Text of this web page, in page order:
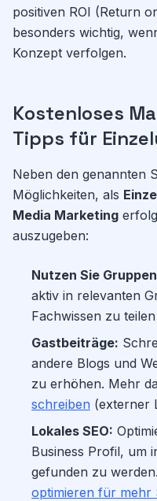
positiven ROI (Return
besonders wichtig,
Konzept verfolgen.
Kostenloses
Tipps für
Neben den genannten
Möglichkeiten, als
Media Marketing
auszugeben:
Nutzen Sie
aktiv in relevanten
Fachwissen zu
Gastbeiträge:
andere Blogs und
zu erhöhen. Mehr
schreiben (externer
Lokales SEO:
Business Profil, um
gefunden zu
optimieren für mehr